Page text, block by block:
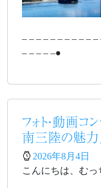
– – – – – – – – – –
– – – – –●
フォト・動画コ
南三陸の魅力
2026年8月4日